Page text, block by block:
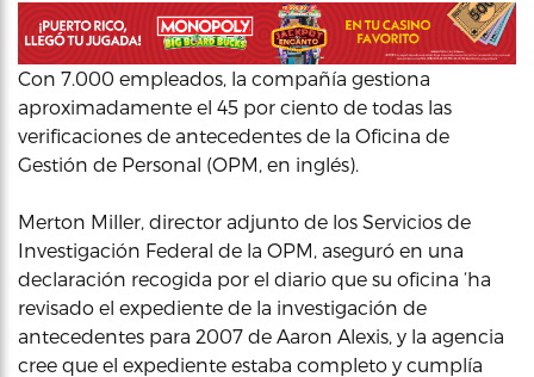
Con 7.000 empleados, la compañía gestiona
aproximadamente el 45 por ciento de todas las
verificaciones de antecedentes de la Oficina de
Gestión de Personal (OPM, en inglés).
Merton Miller, director adjunto de los Servicios de
Investigación Federal de la OPM, aseguró en una
declaración recogida por el diario que su oficina ‘ha
revisado el expediente de la investigación de
antecedentes para 2007 de Aaron Alexis, y la agencia
cree que el expediente estaba completo y cumplía